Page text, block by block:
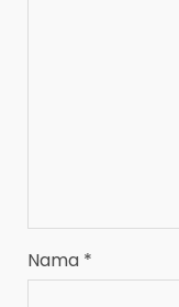
Nama *